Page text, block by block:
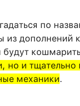
по
дополнений
но и тщательно
механики.